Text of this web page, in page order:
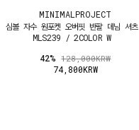
MINIMALPROJECT
심볼 자수 원포켓 오버핏 반팔 데님 셔츠
MLS239 / 2COLOR W
42%128,000KRW
74,800KRW